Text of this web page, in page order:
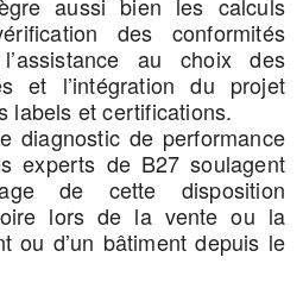
des conformités
au choix des
et l’intégration du projet
labels et certifications.
diagnostic de performance
experts de B27 soulagent
de cette disposition
lors de la vente ou la
ou d’un bâtiment depuis le